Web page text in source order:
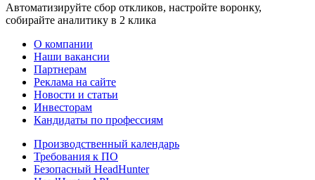
Автоматизируйте сбор откликов, настройте воронку,
собирайте аналитику в 2 клика
О компании
Наши вакансии
Партнерам
Реклама на сайте
Новости и статьи
Инвесторам
Кандидаты по профессиям
Производственный календарь
Требования к ПО
Безопасный HeadHunter